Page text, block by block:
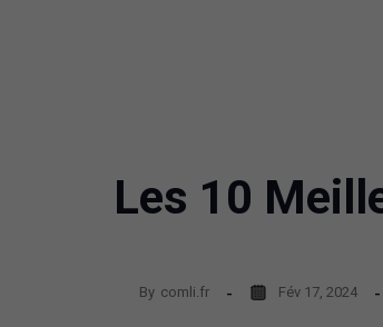
Les 10
By comli.fr Fév 17, 2024